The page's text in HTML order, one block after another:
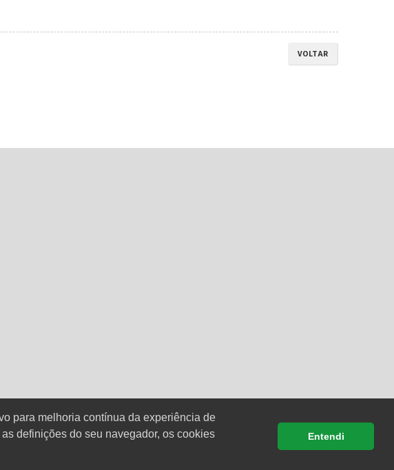
para melhoria contínua da experiência de
definições do seu navegador, os cookies
Entendi
VOLTAR